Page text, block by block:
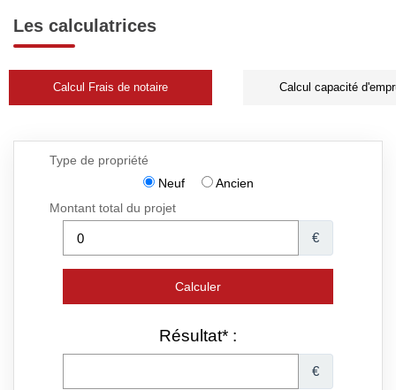
Les calculatrices
Calcul Frais de notaire Calcul capacité